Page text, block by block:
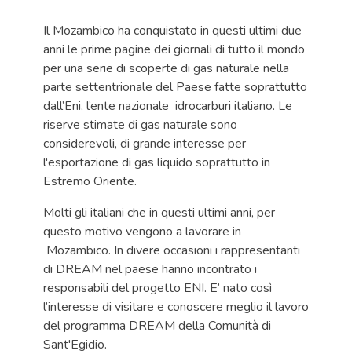
Il Mozambico ha conquistato in questi ultimi due
anni le prime pagine dei giornali di tutto il mondo
per una serie di scoperte di gas naturale nella
parte settentrionale del Paese fatte soprattutto
dall’Eni, l’ente nazionale idrocarburi italiano. Le
riserve stimate di gas naturale sono
considerevoli, di grande interesse per
l'esportazione di gas liquido soprattutto in
Estremo Oriente.
Molti gli italiani che in questi ultimi anni, per
questo motivo vengono a lavorare in
Mozambico. In divere occasioni i rappresentanti
di DREAM nel paese hanno incontrato i
responsabili del progetto ENI. E’ nato così
l’interesse di visitare e conoscere meglio il lavoro
del programma DREAM della Comunità di
Sant'Egidio.